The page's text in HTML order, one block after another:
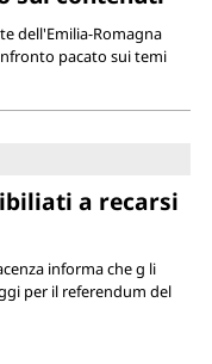
dell'Emilia-Romagna
pacato sui temi
a recarsi
informa che g li
per il referendum del